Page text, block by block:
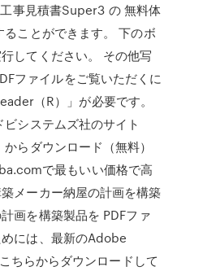
事見積書Super3 の 無料体
ことができます。 下のボ
してください。 その他写
ファイルをご覧いただくに
（R）」が必要です。
システムズ社のサイト
らダウンロード（無料）
で最もいい価格で高
メーカー納屋の計画を構築
画を構築製品を PDFファ
には、最新のAdobe
ちらからダウンロードして